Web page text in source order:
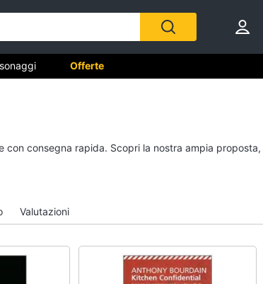
Musica Jazz
Vedi tutti
Barbara
Vedi tutti
Offerte
consegna rapida. Scopri la nostra ampia
Valutazioni